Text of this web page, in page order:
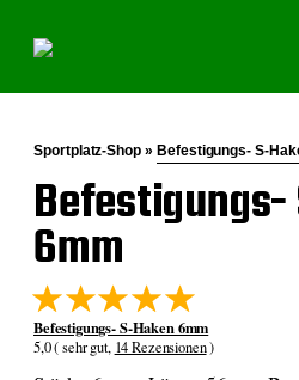
Sportplatz-Shop » Befestigungs- S-
Befestigungs-
6mm
Befestigungs- S-Haken 6mm
5,0 ( sehr gut, 14 Rezensionen)